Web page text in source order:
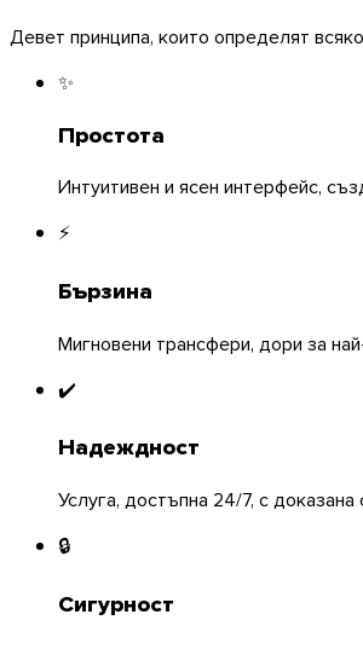
Девет принципа, които определят
✨
Простота
Интуитивен и ясен интерфейс,
⚡
Бързина
Мигновени трансфери, дори за
✔️
Надеждност
Услуга, достъпна 24/7, с
🔒
Сигурност